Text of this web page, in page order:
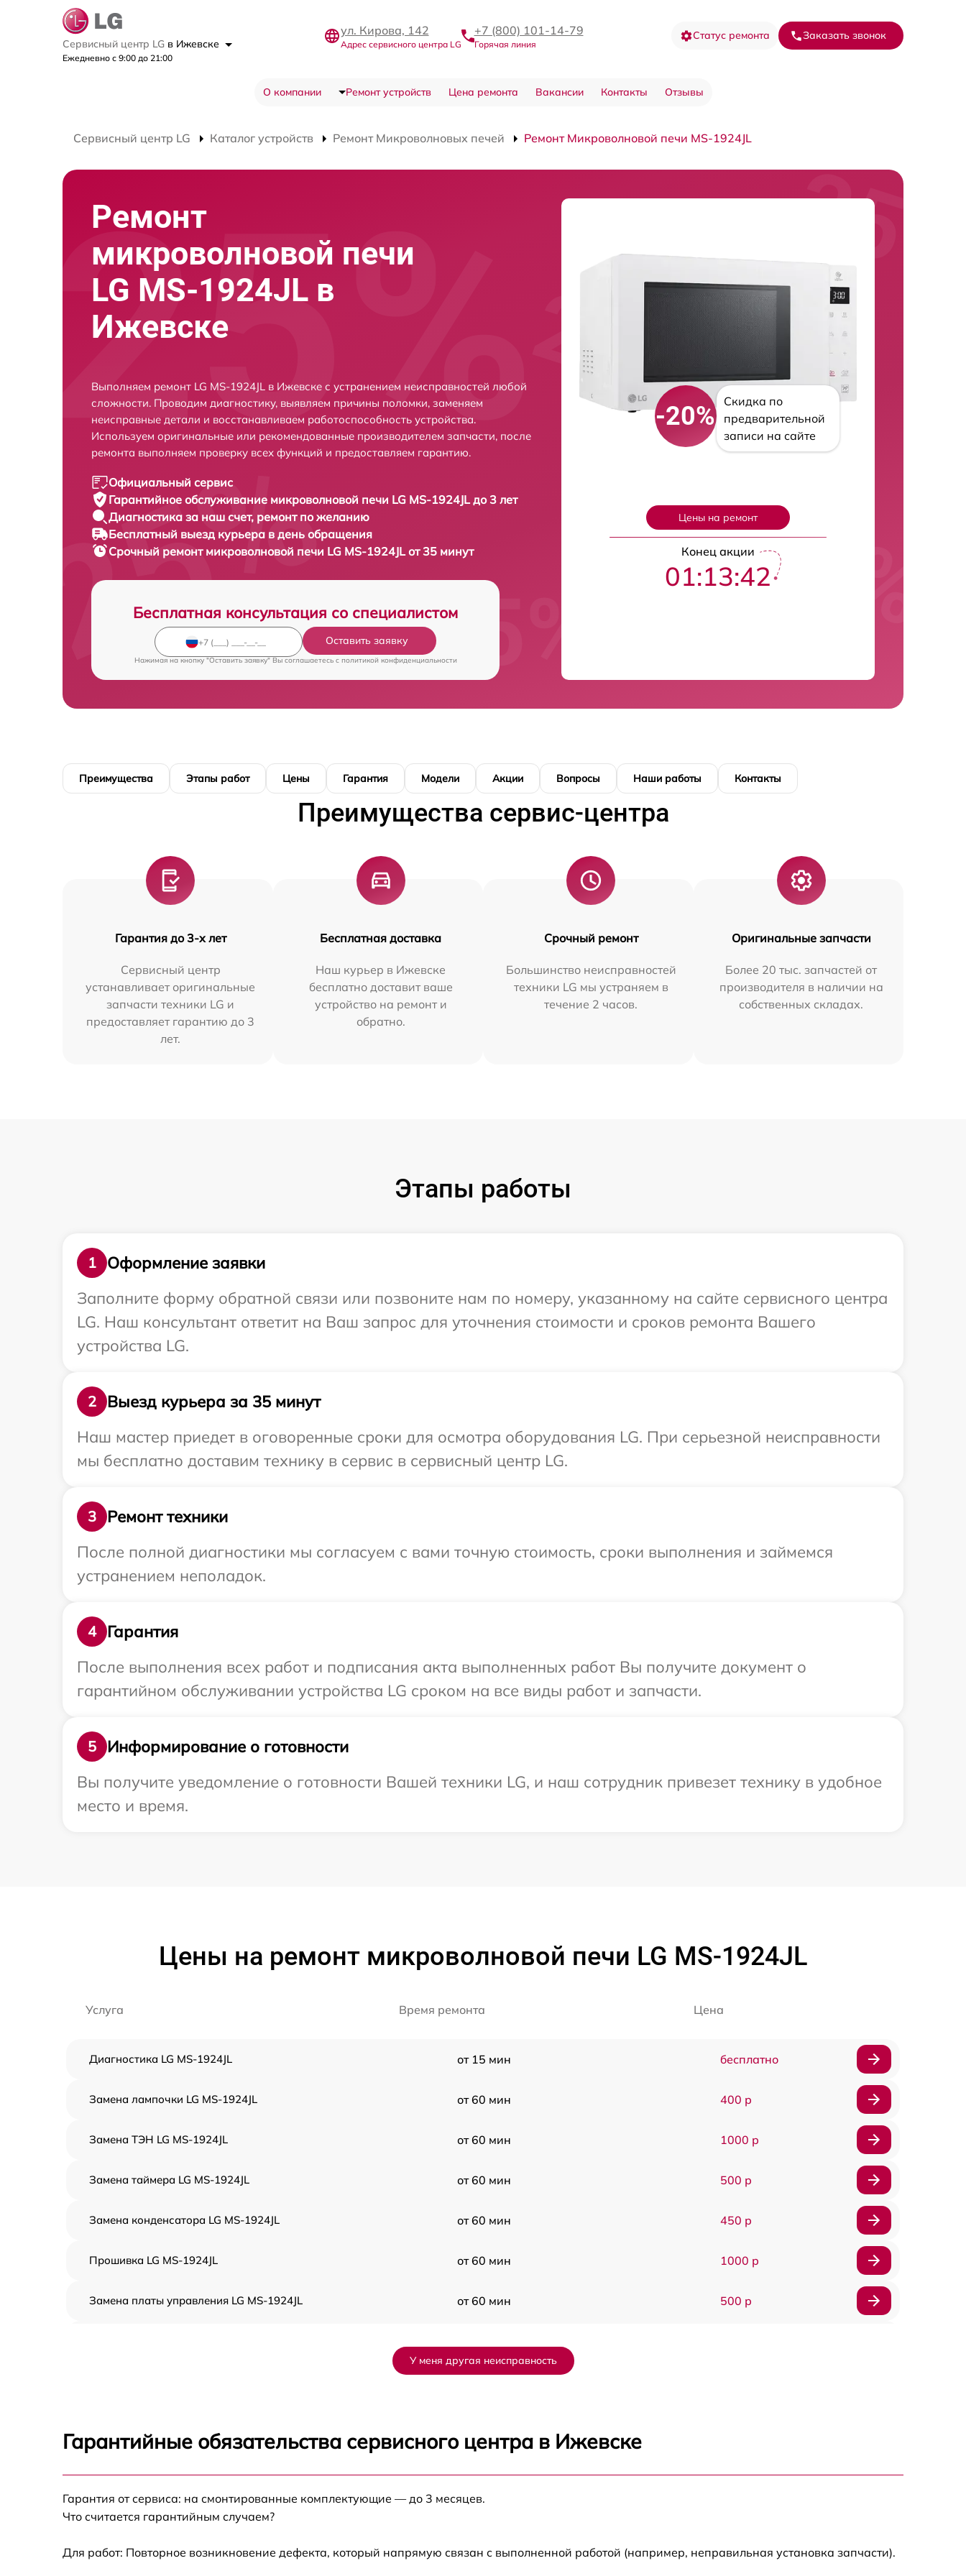
Сервисный центр LG в Ижевске
Ежедневно с 9:00 до 21:00
ул. Кирова, 142
Адрес сервисного центра LG
+7 (800) 101-14-79
Горячая линия
Статус ремонта Заказать звонок
О компании Ремонт устройств Цена ремонта Вакансии Контакты Отзывы
Сервисный центр LG Каталог устройств Ремонт Микроволновых печей Ремонт Микроволновой печи MS-1924JL
Ремонт
микроволновой печи
LG MS-1924JL в
Ижевске
Выполняем ремонт LG MS-1924JL в Ижевске с устранением неисправностей любой
сложности. Проводим диагностику, выявляем причины поломки, заменяем
неисправные детали и восстанавливаем работоспособность устройства.
Используем оригинальные или рекомендованные производителем запчасти, после
ремонта выполняем проверку всех функций и предоставляем гарантию.
Официальный сервис
Гарантийное обслуживание микроволновой печи LG MS-1924JL до 3 лет
Диагностика за наш счет, ремонт по желанию
Бесплатный выезд курьера в день обращения
Срочный ремонт микроволновой печи LG MS-1924JL от 35 минут
Бесплатная консультация со специалистом
Оставить заявку
Нажимая на кнопку "Оставить заявку" Вы соглашаетесь c политикой конфиденциальности
-20%
Скидка по
предварительной
записи на сайте
Цены на ремонт
Конец акции
01:13:42
Преимущества Этапы работ Цены Гарантия Модели Акции Вопросы Наши работы Контакты
Преимущества сервис-центра
Гарантия до 3-х лет
Сервисный центр
устанавливает оригинальные
запчасти техники LG и
предоставляет гарантию до 3
лет.
Бесплатная доставка
Наш курьер в Ижевске
бесплатно доставит ваше
устройство на ремонт и
обратно.
Срочный ремонт
Большинство неисправностей
техники LG мы устраняем в
течение 2 часов.
Оригинальные запчасти
Более 20 тыс. запчастей от
производителя в наличии на
собственных складах.
Этапы работы
1
Оформление заявки
Заполните форму обратной связи или позвоните нам по номеру, указанному на сайте сервисного центра
LG. Наш консультант ответит на Ваш запрос для уточнения стоимости и сроков ремонта Вашего
устройства LG.
2
Выезд курьера за 35 минут
Наш мастер приедет в оговоренные сроки для осмотра оборудования LG. При серьезной неисправности
мы бесплатно доставим технику в сервис в сервисный центр LG.
3
Ремонт техники
После полной диагностики мы согласуем с вами точную стоимость, сроки выполнения и займемся
устранением неполадок.
4
Гарантия
После выполнения всех работ и подписания акта выполненных работ Вы получите документ о
гарантийном обслуживании устройства LG сроком на все виды работ и запчасти.
5
Информирование о готовности
Вы получите уведомление о готовности Вашей техники LG, и наш сотрудник привезет технику в удобное
место и время.
Цены на ремонт микроволновой печи LG MS-1924JL
Услуга Время ремонта Цена
Диагностика LG MS-1924JL от 15 мин бесплатно
Замена лампочки LG MS-1924JL от 60 мин 400 р
Замена ТЭН LG MS-1924JL от 60 мин 1000 р
Замена таймера LG MS-1924JL от 60 мин 500 р
Замена конденсатора LG MS-1924JL от 60 мин 450 р
Прошивка LG MS-1924JL от 60 мин 1000 р
Замена платы управления LG MS-1924JL от 60 мин 500 р
Ремонт волновода LG MS-1924JL от 60 мин
1924JL
У меня другая неисправность
Гарантийные обязательства сервисного центра в Ижевске
Гарантия от сервиса: на смонтированные комплектующие — до 3 месяцев.
Что считается гарантийным случаем?
Для работ: Повторное возникновение дефекта, который напрямую связан с выполненной работой (например, неправильная установка запчасти).